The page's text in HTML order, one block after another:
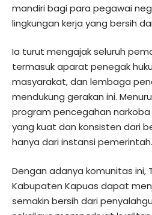
mandiri bagi para pegawai
lingkungan kerja yang bersih
Ia turut mengajak seluruh
termasuk aparat penegak
masyarakat, dan lembaga
mendukung gerakan ini.
program pencegahan
yang kuat dan konsisten dari
hanya dari instansi pemerintah.
Dengan adanya komunitas ini,
Kabupaten Kapuas dapat
semakin bersih dari